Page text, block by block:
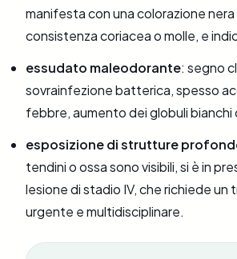
manifesta con una colorazione nera
consistenza coriacea o molle, e
essudato maleodorante: segno
sovrainfezione batterica, spesso
febbre, aumento dei globuli bianchi
esposizione di strutture
tendini o ossa sono visibili, si è in
lesione di stadio IV, che richiede
urgente e multidisciplinare.